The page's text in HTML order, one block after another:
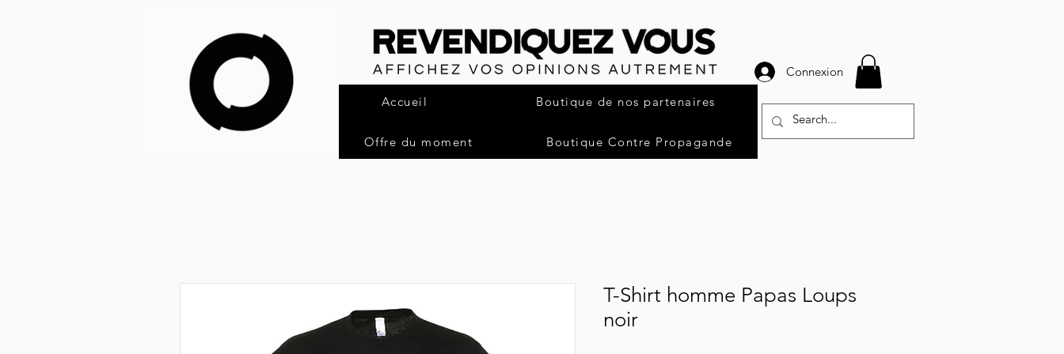
Accueil Boutique de nos partenaires
Offre du moment Boutique Contre Propagande
Connexion
T-Shirt homme Papas Loups
noir